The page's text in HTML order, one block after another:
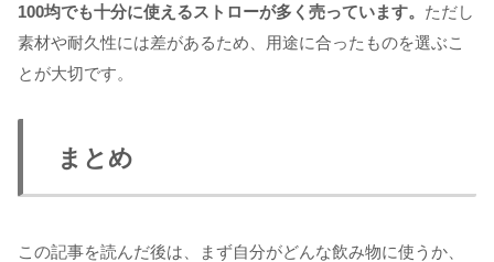
100均でも十分に使えるストローが多く売っています。 ただし
素材や耐久性には差があるため、用途に合ったものを選ぶこ
とが大切です。
まとめ
この記事を読んだ後は、まず自分がどんな飲み物に使うか、